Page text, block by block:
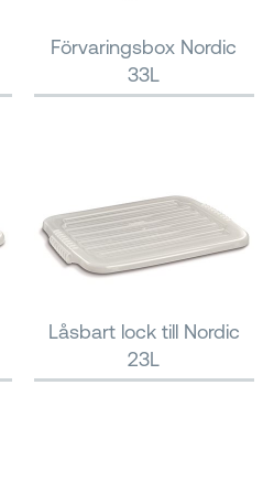
Förvaringsbox Nordic
33L
Låsbart lock till Nordic
23L